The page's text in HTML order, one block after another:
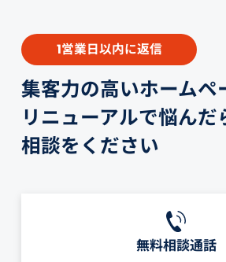
1営業日以内に返信
集客力の高いホームペ
リニューアルで悩んだ
相談をください
無料相談通話